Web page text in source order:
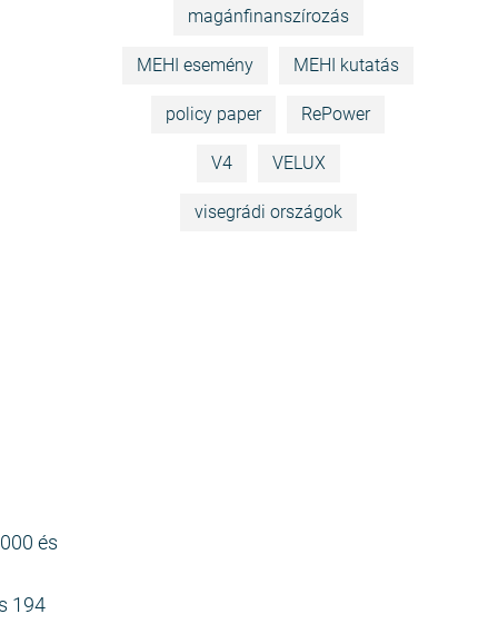
és
194
magánfinanszírozás
MEHI esemény MEHI kutatás
policy paper RePower
V4 VELUX
visegrádi országok